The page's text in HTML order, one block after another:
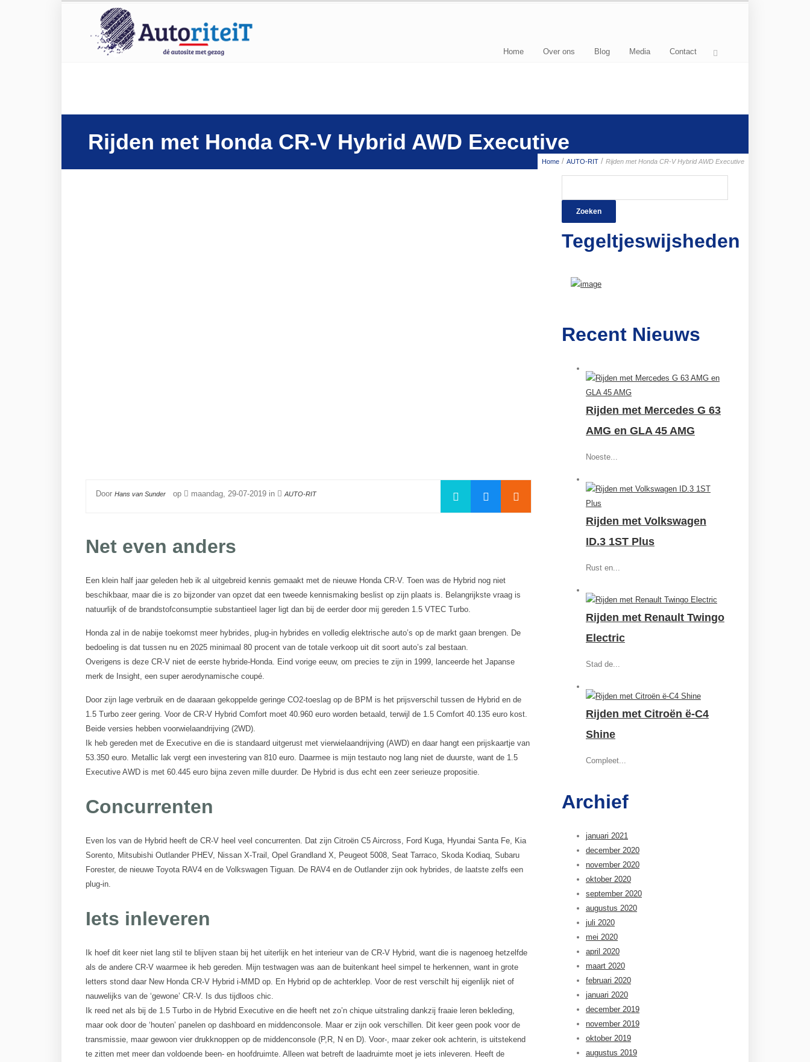
Home Over ons Blog Media Contact
Home / AUTO-RIT / Rijden met Honda CR-V Hybrid AWD Executive
Rijden met Honda CR-V Hybrid AWD Executive
Door Hans van Sunder op maandag, 29-07-2019 in AUTO-RIT
Net even anders
Een klein half jaar geleden heb ik al uitgebreid kennis gemaakt met de nieuwe Honda CR-V. Toen was de Hybrid nog niet
beschikbaar, maar die is zo bijzonder van opzet dat een tweede kennismaking beslist op zijn plaats is. Belangrijkste vraag is
natuurlijk of de brandstofconsumptie substantieel lager ligt dan bij de eerder door mij gereden 1.5 VTEC Turbo.
Honda zal in de nabije toekomst meer hybrides, plug-in hybrides en volledig elektrische auto’s op de markt gaan brengen. De
bedoeling is dat tussen nu en 2025 minimaal 80 procent van de totale verkoop uit dit soort auto’s zal bestaan.
Overigens is deze CR-V niet de eerste hybride-Honda. Eind vorige eeuw, om precies te zijn in 1999, lanceerde het Japanse
merk de Insight, een super aerodynamische coupé.
Door zijn lage verbruik en de daaraan gekoppelde geringe CO2-toeslag op de BPM is het prijsverschil tussen de Hybrid en de
1.5 Turbo zeer gering. Voor de CR-V Hybrid Comfort moet 40.960 euro worden betaald, terwijl de 1.5 Comfort 40.135 euro kost.
Beide versies hebben voorwielaandrijving (2WD).
Ik heb gereden met de Executive en die is standaard uitgerust met vierwielaandrijving (AWD) en daar hangt een prijskaartje van
53.350 euro. Metallic lak vergt een investering van 810 euro. Daarmee is mijn testauto nog lang niet de duurste, want de 1.5
Executive AWD is met 60.445 euro bijna zeven mille duurder. De Hybrid is dus echt een zeer serieuze propositie.
Concurrenten
Even los van de Hybrid heeft de CR-V heel veel concurrenten. Dat zijn Citroën C5 Aircross, Ford Kuga, Hyundai Santa Fe, Kia
Sorento, Mitsubishi Outlander PHEV, Nissan X-Trail, Opel Grandland X, Peugeot 5008, Seat Tarraco, Skoda Kodiaq, Subaru
Forester, de nieuwe Toyota RAV4 en de Volkswagen Tiguan. De RAV4 en de Outlander zijn ook hybrides, de laatste zelfs een
plug-in.
Iets inleveren
Ik hoef dit keer niet lang stil te blijven staan bij het uiterlijk en het interieur van de CR-V Hybrid, want die is nagenoeg hetzelfde
als de andere CR-V waarmee ik heb gereden. Mijn testwagen was aan de buitenkant heel simpel te herkennen, want in grote
letters stond daar New Honda CR-V Hybrid i-MMD op. En Hybrid op de achterklep. Voor de rest verschilt hij eigenlijk niet of
nauwelijks van de ‘gewone’ CR-V. Is dus tijdloos chic.
Ik reed net als bij de 1.5 Turbo in de Hybrid Executive en die heeft net zo’n chique uitstraling dankzij fraaie leren bekleding,
maar ook door de ‘houten’ panelen op dashboard en middenconsole. Maar er zijn ook verschillen. Dit keer geen pook voor de
transmissie, maar gewoon vier drukknoppen op de middenconsole (P,R, N en D). Voor-, maar zeker ook achterin, is uitstekend
te zitten met meer dan voldoende been- en hoofdruimte. Alleen wat betreft de laadruimte moet je iets inleveren. Heeft de
Tegeltjeswijsheden
Recent Nieuws
Rijden met Mercedes G 63
AMG en GLA 45 AMG
Noeste...
Rijden met Volkswagen
ID.3 1ST Plus
Rust en...
Rijden met Renault Twingo
Electric
Stad de...
Rijden met Citroën ë-C4
Shine
Compleet...
Archief
januari 2021
december 2020
november 2020
oktober 2020
september 2020
augustus 2020
juli 2020
mei 2020
april 2020
maart 2020
februari 2020
januari 2020
december 2019
november 2019
oktober 2019
augustus 2019